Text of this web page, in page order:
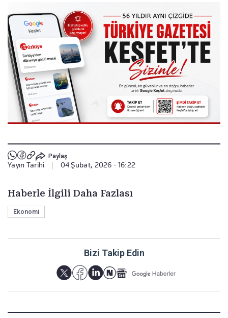
Paylaş
Yayın Tarihi 04 Şubat, 2026 - 16:22
Haberle İlgili Daha Fazlası
Ekonomi
Bizi Takip Edin